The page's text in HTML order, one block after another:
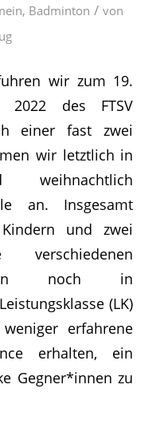
, Badminton / von
wir zum 19.
2022 des FTSV
einer fast zwei
wir letztlich in
an. Insgesamt
und zwei
noch in
(LK)
erfahrene
erhalten, ein
Gegner*innen zu